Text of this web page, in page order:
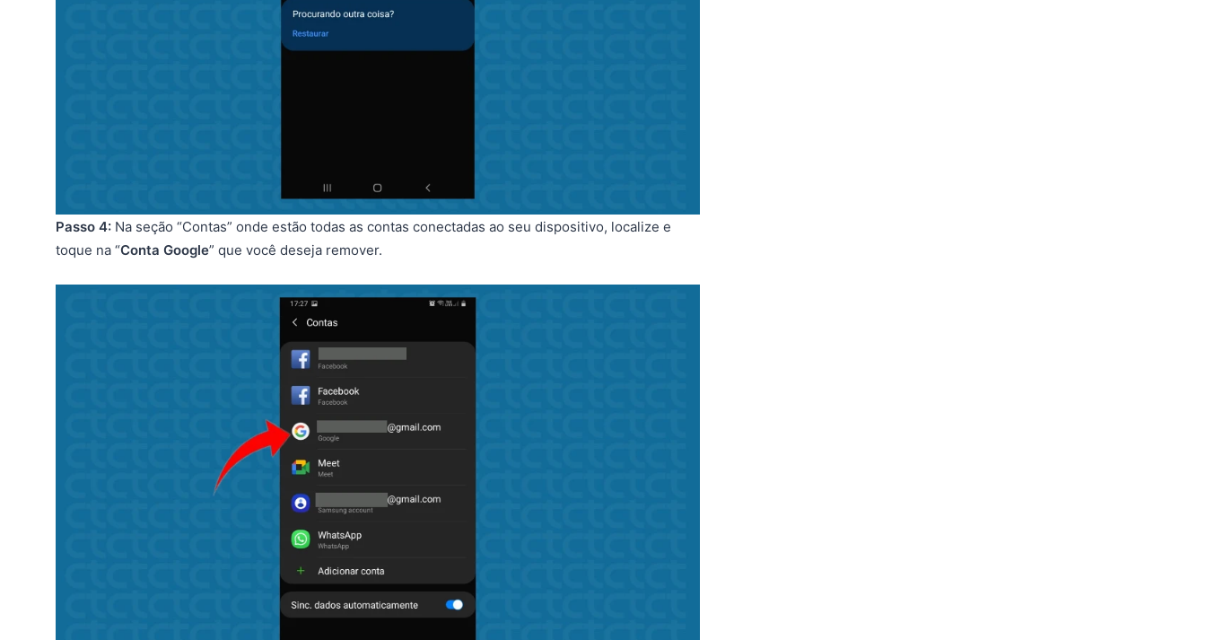
Passo 4: Na seção “Contas” onde estão todas as contas conectadas ao seu dispositivo, localize e
toque na “Conta Google” que você deseja remover.